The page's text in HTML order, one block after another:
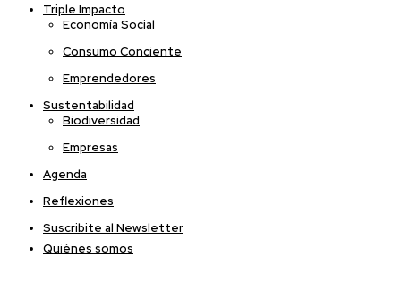
Triple Impacto
Economía Social
Consumo Conciente
Emprendedores
Sustentabilidad
Biodiversidad
Empresas
Agenda
Reflexiones
Suscribite al Newsletter
Quiénes somos